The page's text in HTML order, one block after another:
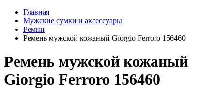
Главная
Мужские сумки и аксессуары
Ремни
Ремень мужской кожаный Giorgio Ferroro 156460
Ремень мужской кожаный
Giorgio Ferroro 156460